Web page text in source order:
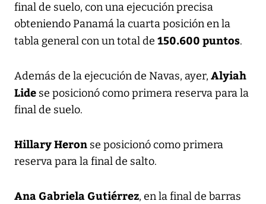
final de suelo, con una ejecución precisa
obteniendo Panamá la cuarta posición en la
tabla general con un total de 150.600 puntos.
Además de la ejecución de Navas, ayer, Alyiah
Lide se posicionó como primera reserva para la
final de suelo.
Hillary Heron se posicionó como primera
reserva para la final de salto.
Ana Gabriela Gutiérrez, en la final de barras